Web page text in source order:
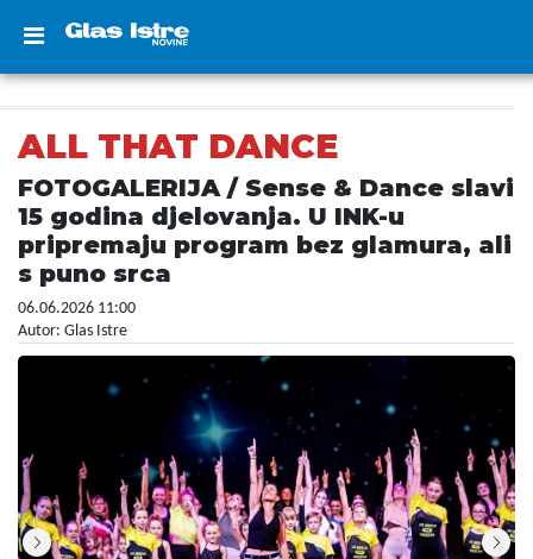
ALL THAT DANCE
FOTOGALERIJA / Sense & Dance slavi
15 godina djelovanja. U INK-u
pripremaju program bez glamura, ali
s puno srca
06.06.2026 11:00
Autor: Glas Istre